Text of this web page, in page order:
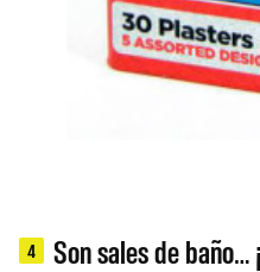
4 Son sales de baño…